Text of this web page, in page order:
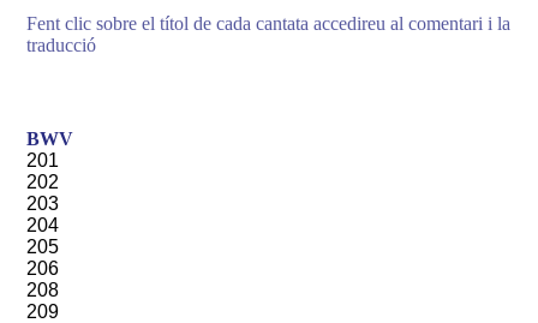
Fent clic sobre el títol de cada cantata accedireu al comentari i la
traducció
BWV
201
202
203
204
205
206
208
209